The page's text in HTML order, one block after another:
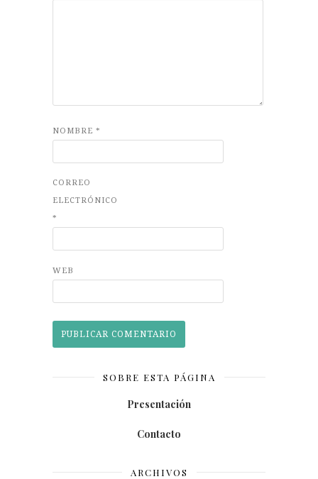
NOMBRE *
CORREO
ELECTRÓNICO
*
WEB
SOBRE ESTA PÁGINA
Presentación
Contacto
ARCHIVOS